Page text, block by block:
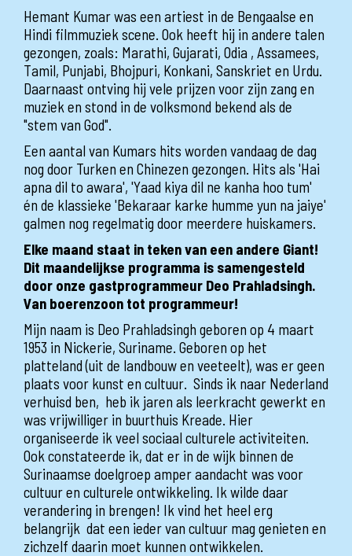
Hemant Kumar was een artiest in de Bengaalse en
Hindi filmmuziek scene. Ook heeft hij in andere talen
gezongen, zoals: Marathi, Gujarati, Odia , Assamees,
Tamil, Punjabi, Bhojpuri, Konkani, Sanskriet en Urdu.
Daarnaast ontving hij vele prijzen voor zijn zang en
muziek en stond in de volksmond bekend als de
"stem van God".
Een aantal van Kumars hits worden vandaag de dag
nog door Turken en Chinezen gezongen. Hits als 'Hai
apna dil to awara', 'Yaad kiya dil ne kanha hoo tum'
én de klassieke 'Bekaraar karke humme yun na jaiye'
galmen nog regelmatig door meerdere huiskamers.
Elke maand staat in teken van een andere Giant!
Dit maandelijkse programma is samengesteld
door onze gastprogrammeur Deo Prahladsingh.
Van boerenzoon tot programmeur!
Mijn naam is Deo Prahladsingh geboren op 4 maart
1953 in Nickerie, Suriname. Geboren op het
platteland (uit de landbouw en veeteelt), was er geen
plaats voor kunst en cultuur. Sinds ik naar Nederland
verhuisd ben, heb ik jaren als leerkracht gewerkt en
was vrijwilliger in buurthuis Kreade. Hier
organiseerde ik veel sociaal culturele activiteiten.
Ook constateerde ik, dat er in de wijk binnen de
Surinaamse doelgroep amper aandacht was voor
cultuur en culturele ontwikkeling. Ik wilde daar
verandering in brengen! Ik vind het heel erg
belangrijk dat een ieder van cultuur mag genieten en
zichzelf daarin moet kunnen ontwikkelen.